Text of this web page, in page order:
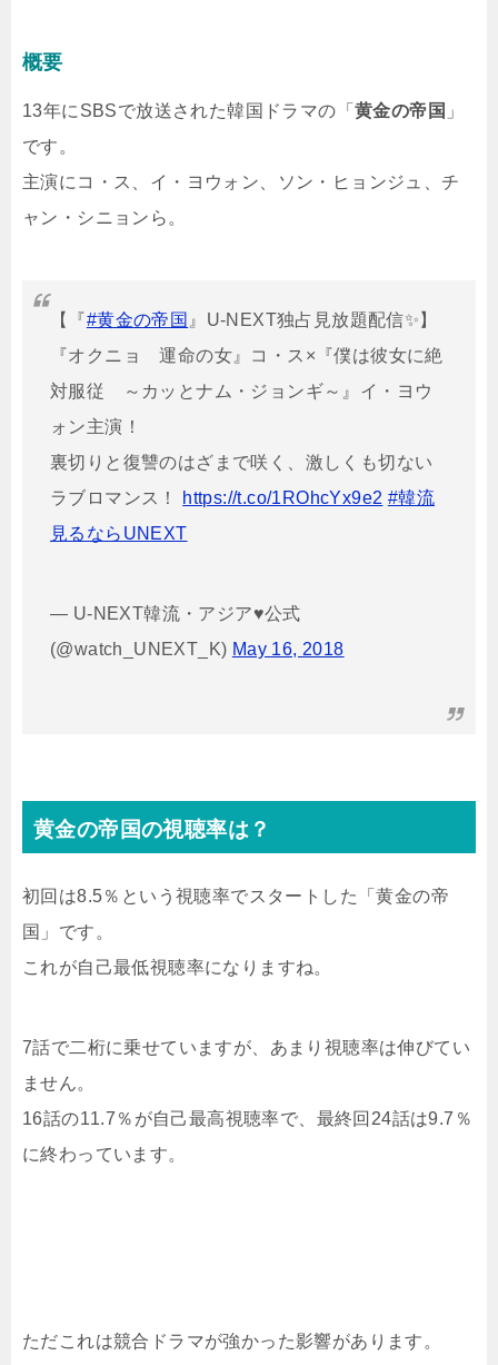
概要
13年にSBSで放送された韓国ドラマの「 黄金の帝国 」
です。
主演にコ・ス、イ・ヨウォン、ソン・ヒョンジュ、チ
ャン・シニョンら。
【『#黄金の帝国 』U-NEXT独占見放題配信✨】
『オクニョ 運命の女』コ・ス×『僕は彼女に絶
対服従 ～カッとナム・ジョンギ～』イ・ヨウ
ォン主演！
裏切りと復讐のはざまで咲く、激しくも切ない
ラブロマンス！
https://t.co/1ROhcYx9e2 #韓流
見るならUNEXT
— U-NEXT韓流・アジア♥公式
(@watch_UNEXT_K) May 16, 2018
黄金の帝国の視聴率は？
初回は8.5％という視聴率でスタートした「黄金の帝
国」です。
これが自己最低視聴率になりますね。
7話で二桁に乗せていますが、あまり視聴率は伸びてい
ません。
16話の11.7％が自己最高視聴率で、最終回24話は9.7％
に終わっています。
ただこれは競合ドラマが強かった影響があります。